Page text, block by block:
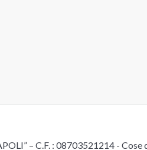
– C.F. : 08703521214 - Cose